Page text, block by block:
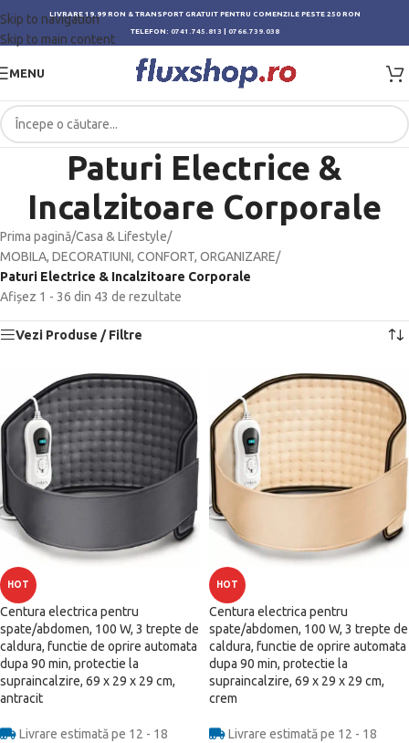
Skip to navigation
Skip to main content
LIVRARE 19.99 RON & TRANSPORT GRATUIT PENTRU COMENZILE PESTE 250 RON
TELEFON: 0741.745.813 0766.739.038
MENU
Paturi Electrice &
Incalzitoare Corporale
Prima pagină/Casa & Lifestyle/
MOBILA, DECORATIUNI, CONFORT, ORGANIZARE/
Paturi Electrice & Incalzitoare Corporale
Afișez 1 - 36 din 43 de rezultate
Vezi Produse / Filtre
HOT
Centura electrica pentru
spate/abdomen, 100 W, 3 trepte de
caldura, functie de oprire automata
dupa 90 min, protectie la
supraincalzire, 69 x 29 x 29 cm,
antracit
Livrare estimată pe 12 - 18
HOT
Centura electrica pentru
spate/abdomen, 100 W, 3 trepte de
caldura, functie de oprire automata
dupa 90 min, protectie la
supraincalzire, 69 x 29 x 29 cm,
crem
Livrare estimată pe 12 - 18